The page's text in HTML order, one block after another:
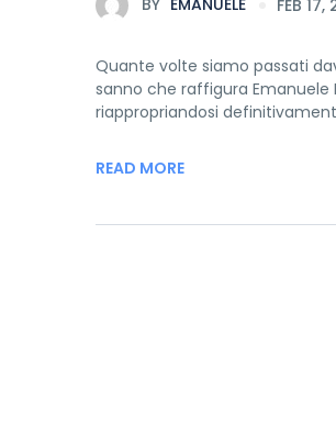
FEB 17,
Quante volte siamo passati
sanno che raffigura Emanuele
riappropriandosi
READ MORE